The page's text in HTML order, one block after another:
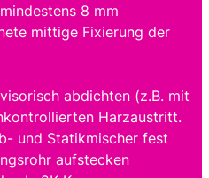
8 mm
mittige Fixierung der
abdichten (z.B. mit
Harzaustritt.
und Statikmischer fest
aufstecken